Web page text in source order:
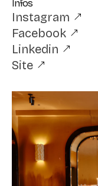
Infos
Instagram
Facebook
Linkedin
Site